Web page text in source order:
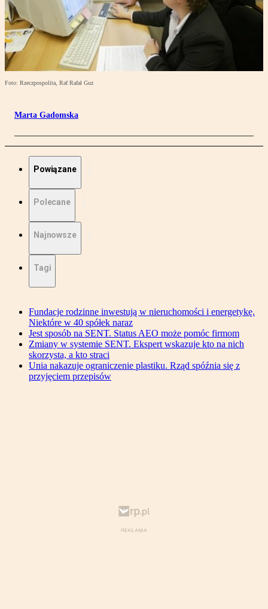
Foto: Rzeczpospolita, Raf Rafał Guz
Marta Gadomska
Powiązane
Polecane
Najnowsze
Tagi
Fundacje rodzinne inwestują w nieruchomości i energetykę.
Niektóre w 40 spółek naraz
Jest sposób na SENT. Status AEO może pomóc firmom
Zmiany w systemie SENT. Ekspert wskazuje kto na nich
skorzysta, a kto straci
Unia nakazuje ograniczenie plastiku. Rząd spóźnia się z
przyjęciem przepisów